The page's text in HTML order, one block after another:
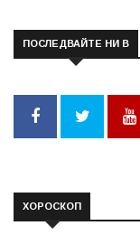
ПОСЛЕДВАЙТЕ НИ В
ХОРОСКОП